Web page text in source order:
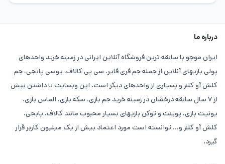
درباره ما
ایران موجو با سابقه ترین فروشگاه آنلاین ایرانی در زمینه خرید واحدهای
پولی بازیهای آنلاین از جمله جم فری فایر، سی پی کالاف، یوسی پابجی، جم
کلش آو کلنز و بسیاری از واحدهای دیگر است. این وبسایت با داشتن بیش
از ۷ سال سابقه درخشان در زمینه خرید جم بازی، سکه بازی، الماس بازی،
یونیت بازی، پوینت و توکن بازیهای بسیار محبوب مانند کالاف، پابجی،
کلش آو کلنز و... توانسته است مورد اعتماد بیش از یک میلیون کاربر قرار
گیرد.